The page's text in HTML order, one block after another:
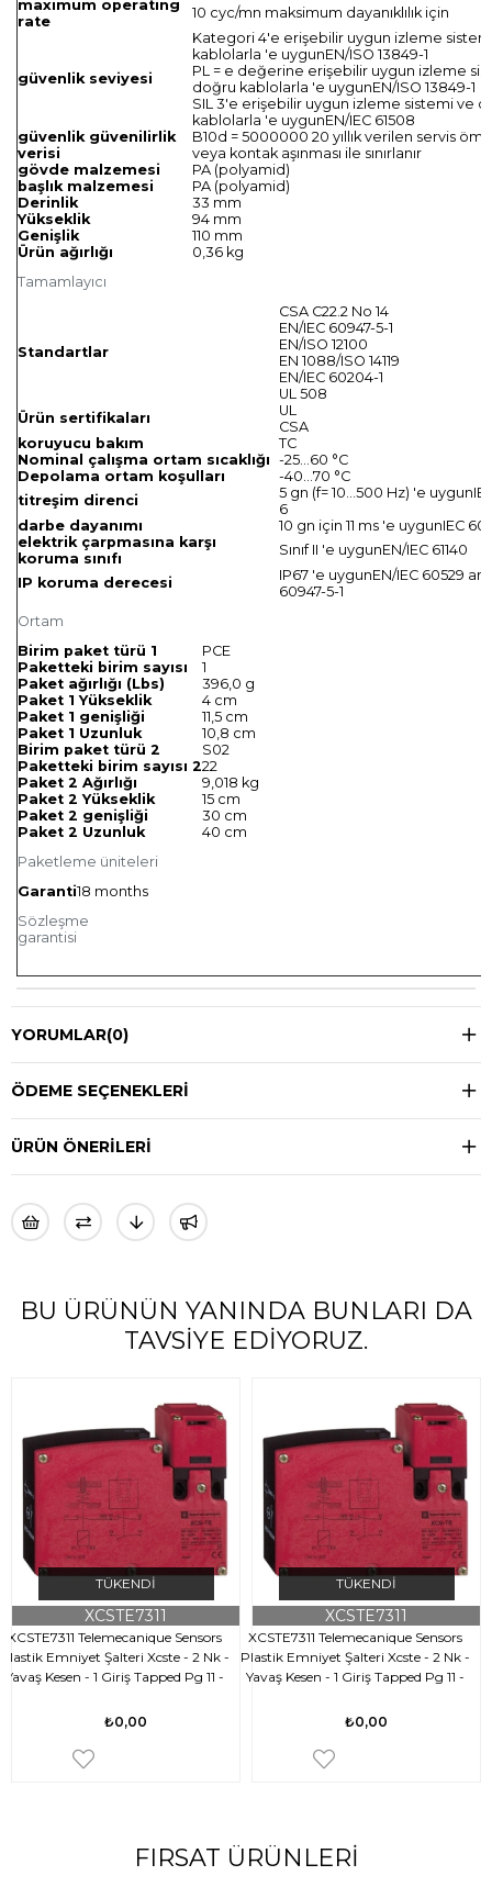
Tamamlayıcı
maximum operating
rate
10 cyc/mn maksimum dayanıklılık için
güvenlik seviyesi
Kategori 4'e erişebilir uygun izleme
kablolarla 'e uygunEN/ISO 13849-1
PL = e değerine erişebilir uygun izleme
doğru kablolarla 'e uygunEN/ISO 13849-1
SIL 3'e erişebilir uygun izleme sistemi ve
kablolarla 'e uygunEN/IEC 61508
güvenlik güvenilirlik
verisi
B10d = 5000000 20 yıllık verilen servis
veya kontak aşınması ile sınırlanır
gövde malzemesi
PA (polyamid)
başlık malzemesi
PA (polyamid)
Derinlik
33 mm
Yükseklik
94 mm
Genişlik
110 mm
Ürün ağırlığı
0,36 kg
Ortam
Standartlar
CSA C22.2 No 14
EN/IEC 60947-5-1
EN/ISO 12100
EN 1088/ISO 14119
EN/IEC 60204-1
UL 508
Ürün sertifikaları
UL
CSA
koruyucu bakım
TC
Nominal çalışma ortam sıcaklığı -25…60 °C
Depolama ortam koşulları
-40…70 °C
titreşim direnci
5 gn (f= 10…500 Hz) 'e
6
darbe dayanımı
10 gn için 11 ms 'e uygunIEC
elektrik çarpmasına karşı
koruma sınıfı
Sınıf II 'e uygunEN/IEC 61140
IP koruma derecesi
IP67 'e uygunEN/IEC 60529
60947-5-1
Paketleme üniteleri
Birim paket türü 1
PCE
Paketteki birim sayısı
1
Paket ağırlığı (Lbs)
396,0 g
Paket 1 Yükseklik
4 cm
Paket 1 genişliği
11,5 cm
Paket 1 Uzunluk
10,8 cm
Birim paket türü 2
S02
Paketteki birim sayısı 222
Paket 2 Ağırlığı
9,018 kg
Paket 2 Yükseklik
15 cm
Paket 2 genişliği
30 cm
Paket 2 Uzunluk
40 cm
Sözleşme
garantisi
Garanti18 months
YORUMLAR(0)
ÖDEME SEÇENEKLERI
ÜRÜN ÖNERILERI
BU ÜRÜNÜN YANINDA BUNLARI DA
TAVSIYE EDIYORUZ.
TÜKENDI
XCSTE7311 Telemecanique Sensors
Plastik Emniyet Şalteri Xcste - 2 Nk -
Yavaş Kesen - 1 Giriş Tapped Pg 11 -
XCSTE7311
₺0,00
TÜKENDI
XCSTE7311 Telemecanique Sensors
Plastik Emniyet Şalteri Xcste - 2 Nk -
Yavaş Kesen - 1 Giriş Tapped Pg 11 -
XCSTE7311
₺0,00
FIRSAT ÜRÜNLERI